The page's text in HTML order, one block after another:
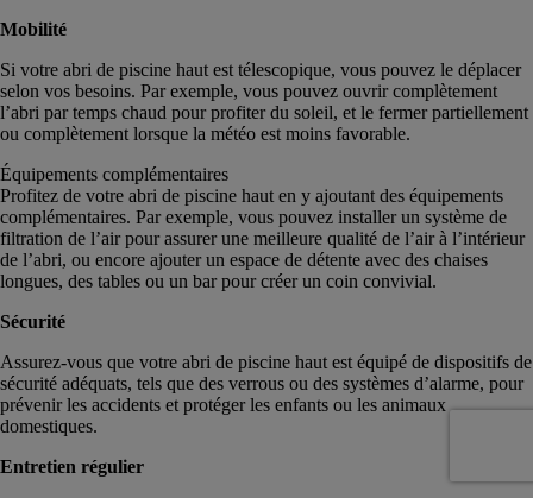
Mobilité
Si votre abri de piscine haut est télescopique, vous pouvez le déplacer
selon vos besoins. Par exemple, vous pouvez ouvrir complètement
l’abri par temps chaud pour profiter du soleil, et le fermer partiellement
ou complètement lorsque la météo est moins favorable.
Équipements complémentaires
Profitez de votre abri de piscine haut en y ajoutant des équipements
complémentaires. Par exemple, vous pouvez installer un système de
filtration de l’air pour assurer une meilleure qualité de l’air à l’intérieur
de l’abri, ou encore ajouter un espace de détente avec des chaises
longues, des tables ou un bar pour créer un coin convivial.
Sécurité
Assurez-vous que votre abri de piscine haut est équipé de dispositifs de
sécurité adéquats, tels que des verrous ou des systèmes d’alarme, pour
prévenir les accidents et protéger les enfants ou les animaux
domestiques.
Entretien régulier